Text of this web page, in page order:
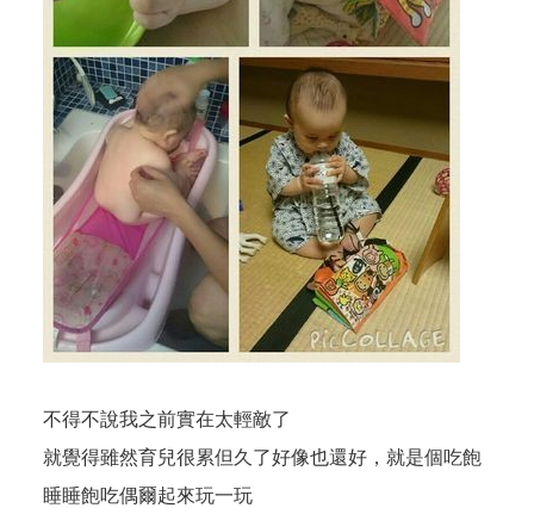
不得不說我之前實在太輕敵了
就覺得雖然育兒很累但久了好像也還好，就是個吃飽
睡睡飽吃偶爾起來玩一玩